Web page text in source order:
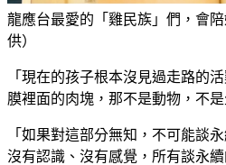
龍應台最愛的「雞民族」們，會
供）
「現在的孩子根本沒見過走路的
膜裡面的肉塊，那不是動物，不是
「如果對這部分無知，不可能談
沒有認識、沒有感覺，所有談永